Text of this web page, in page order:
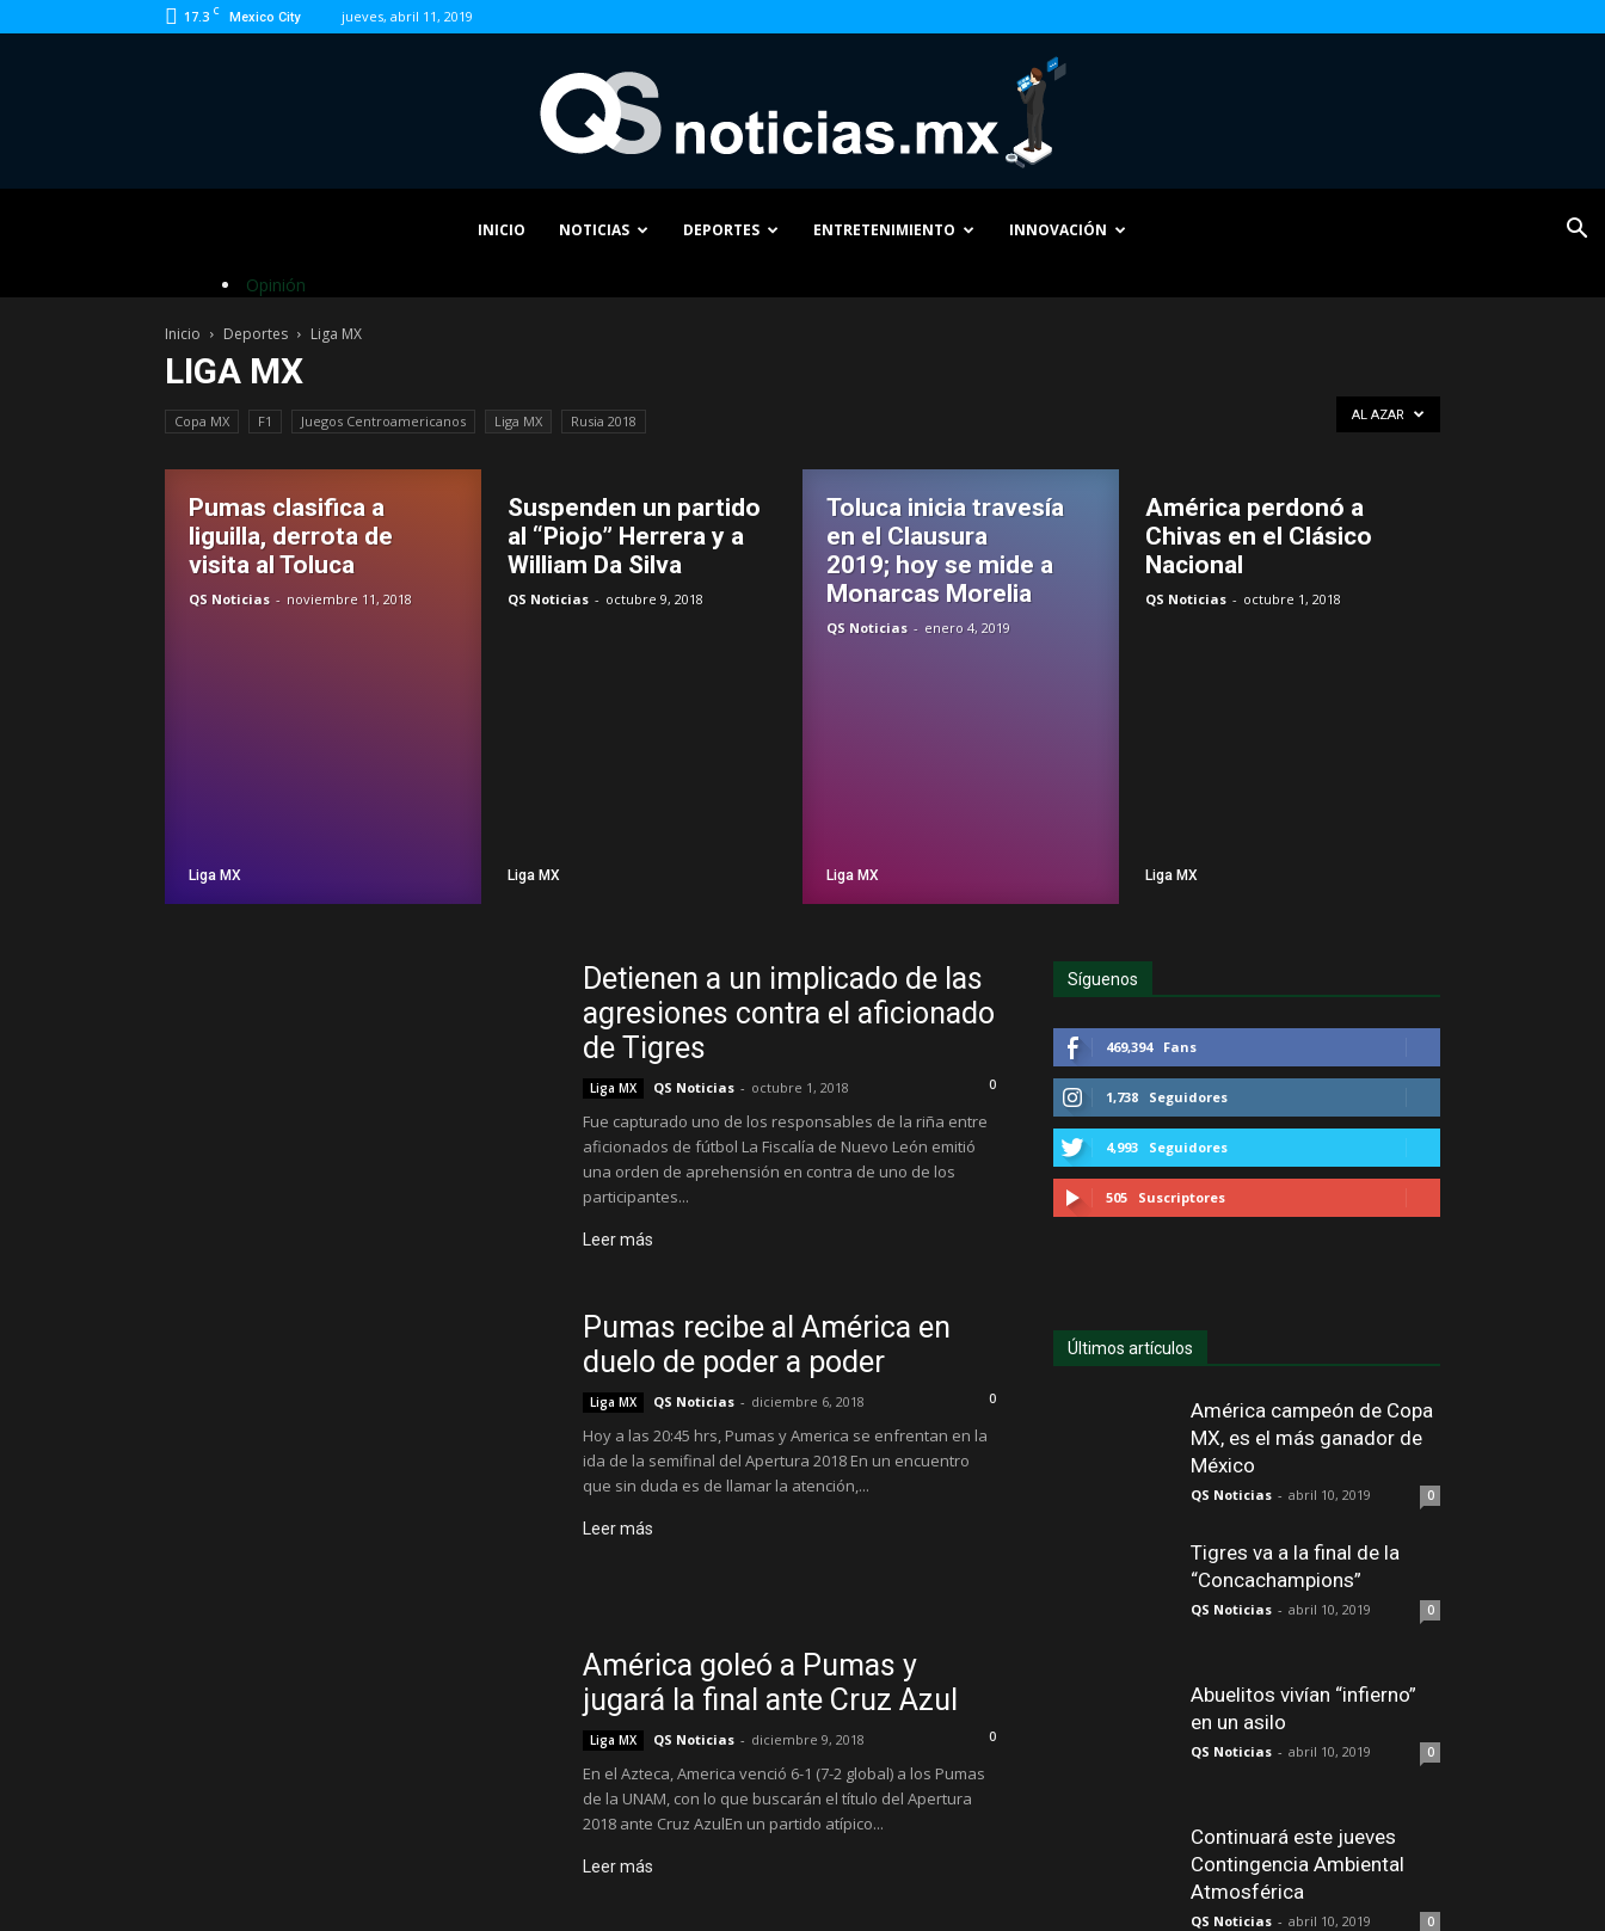
17.3 C Mexico City jueves, abril 11, 2019
INICIO NOTICIAS DEPORTES ENTRETENIMIENTO INNOVACIÓN
Opinión
Inicio Deportes Liga MX
LIGA MX
Copa MX F1 Juegos Centroamericanos Liga MX Rusia 2018 AL AZAR
Liga MX
Pumas clasifica a
liguilla, derrota de
visita al Toluca
QS Noticias - noviembre 11, 2018
Liga MX
Suspenden un partido
al “Piojo” Herrera y a
William Da Silva
QS Noticias - octubre 9, 2018
Liga MX
Toluca inicia travesía
en el Clausura
2019; hoy se mide a
Monarcas Morelia
QS Noticias - enero 4, 2019
Liga MX
América perdonó a
Chivas en el Clásico
Nacional
QS Noticias - octubre 1, 2018
Detienen a un implicado de las
agresiones contra el aficionado
de Tigres
Liga MX QS Noticias - octubre 1, 2018 0
Fue capturado uno de los responsables de la riña entre
aficionados de fútbol La Fiscalía de Nuevo León emitió
una orden de aprehensión en contra de uno de los
participantes...
Leer más
Pumas recibe al América en
duelo de poder a poder
Liga MX QS Noticias - diciembre 6, 2018 0
Hoy a las 20:45 hrs, Pumas y America se enfrentan en la
ida de la semifinal del Apertura 2018 En un encuentro
que sin duda es de llamar la atención,...
Leer más
América goleó a Pumas y
jugará la final ante Cruz Azul
Liga MX QS Noticias - diciembre 9, 2018 0
En el Azteca, America venció 6-1 (7-2 global) a los Pumas
de la UNAM, con lo que buscarán el título del Apertura
2018 ante Cruz AzulEn un partido atípico...
Leer más
Síguenos
469,394 Fans
1,738 Seguidores
4,993 Seguidores
505 Suscriptores
Últimos artículos
América campeón de Copa
MX, es el más ganador de
México
QS Noticias - abril 10, 2019 0
Tigres va a la final de la
“Concachampions”
QS Noticias - abril 10, 2019 0
Abuelitos vivían “infierno”
en un asilo
QS Noticias - abril 10, 2019 0
Continuará este jueves
Contingencia Ambiental
Atmosférica
QS Noticias - abril 10, 2019 0